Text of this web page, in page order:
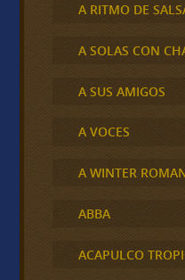
A RITMO DE
A SOLAS CON
A SUS AMIGOS
A VOCES
A WINTER
ABBA
ACAPULCO